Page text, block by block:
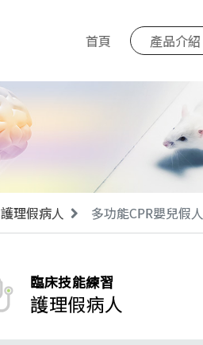
首頁 產品介紹
護理假病人 多功能CPR嬰兒假人
臨床技能練習
護理假病人